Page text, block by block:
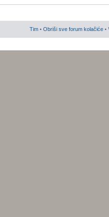
Tim• Obriši sve forum kolačiće•